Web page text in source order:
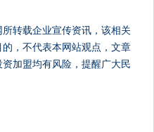
所转载企业宣传资讯，该相关
，不代表本网站观点，文章
加盟均有风险，提醒广大民